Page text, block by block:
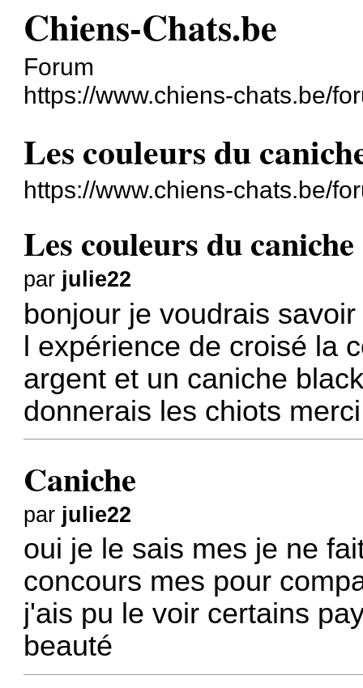
Chiens-Chats.be
Forum
https://www.chiens-chats.be/
Les couleurs du
https://www.chiens-chats.be/
Les couleurs du caniche
par julie22
bonjour je voudrais
l expérience de croisé la
argent et un caniche
donnerais les chiots
Caniche
par julie22
oui je le sais mes je ne
concours mes pour
j'ais pu le voir certains
beauté